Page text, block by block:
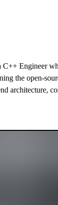
Engineer
the open-
architecture,
will